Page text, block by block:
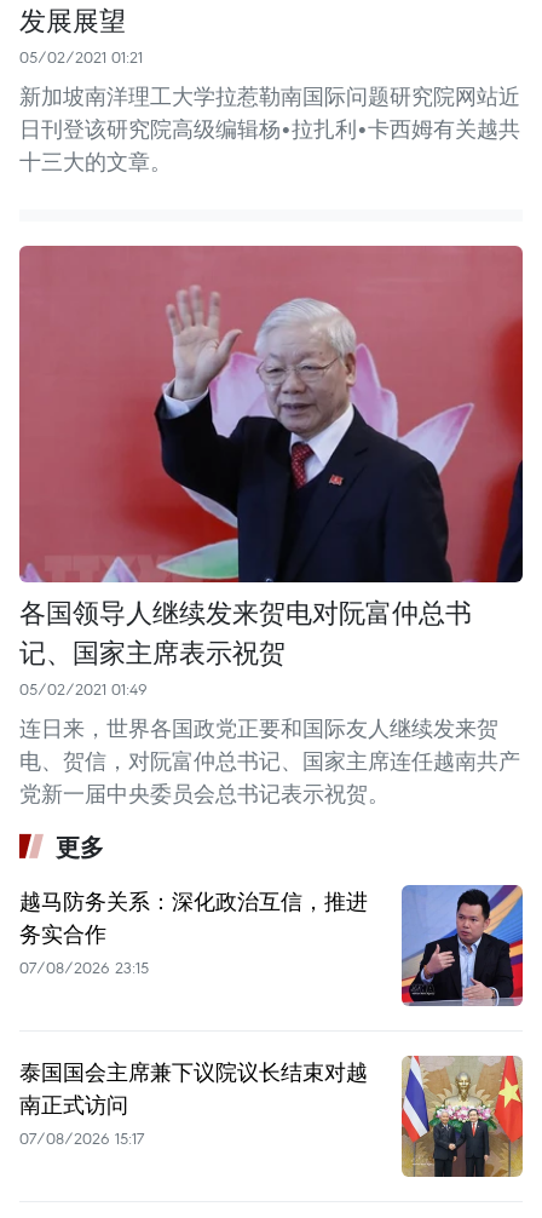
发展展望
05/02/2021 01:21
新加坡南洋理工大学拉惹勒南国际问题研究院网站近
日刊登该研究院高级编辑杨•拉扎利•卡西姆有关越共
十三大的文章。
各国领导人继续发来贺电对阮富仲总书
记、国家主席表示祝贺
05/02/2021 01:49
连日来，世界各国政党正要和国际友人继续发来贺
电、贺信，对阮富仲总书记、国家主席连任越南共产
党新一届中央委员会总书记表示祝贺。
更多
越马防务关系：深化政治互信，推进
务实合作
07/08/2026 23:15
泰国国会主席兼下议院议长结束对越
南正式访问
07/08/2026 15:17